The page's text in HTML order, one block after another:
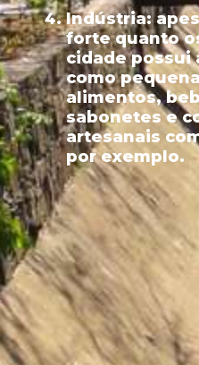
Indústria:
forte quanto
cidade possui
como
alimentos,
sabonetes e
artesanais
por exemplo.